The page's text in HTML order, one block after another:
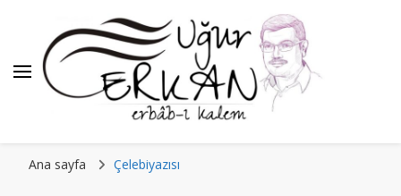
Ana sayfa Çelebiyazısı